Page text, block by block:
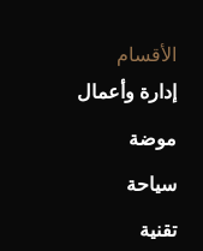
أحذية Mary Jane: ترف وأناقة للرجال
الأقسام
إدارة وأعمال
موضة
سياحة
تقنية